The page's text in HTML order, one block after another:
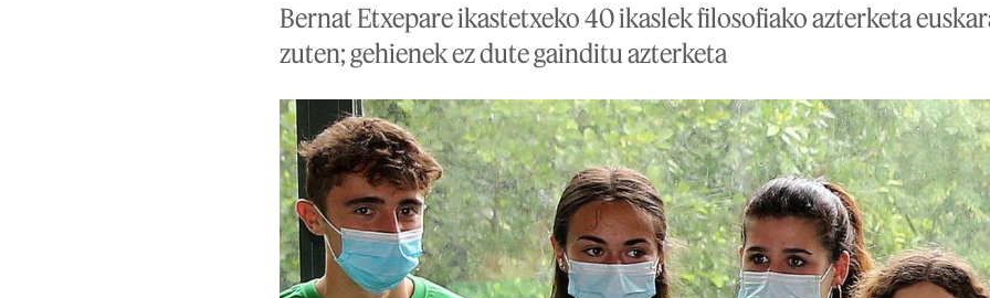
Bernat Etxepare ikastetxeko 40 ikaslek filosofiako azterketa
zuten; gehienek ez dute gainditu azterketa